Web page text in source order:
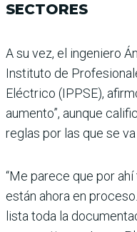
SECTORES
A su vez, el ingeniero
Instituto de
Eléctrico (IPPSE),
aumento”, aunque
reglas por las que se
“Me parece que por
están ahora en
lista toda la